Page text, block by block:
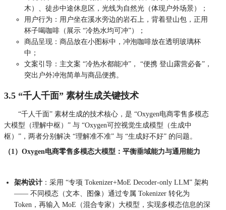
木）、徒步中途休息区，光线为自然光（体现户外场景）；
用户行为：用户坐在溪水旁边的岩石上，背着登山包，正用
杯子喝咖啡（展示 “冷热水均可冲”）；
商品呈现：商品放在小图标中，冲泡咖啡放在透明玻璃杯
中；
文案引导：主文案 “冷热水都能冲”， “便携 登山露营必备”，
突出户外冲泡简单与商品便携。
3.5 “千人千面” 素材生成关键技术
“千人千面” 素材生成的技术核心，是 “Oxygen电商零售多模态
大模型（理解中枢）” 与 “Oxygen可控视觉生成模型（生成中
枢）”，两者分别解决 “理解准不准” 与 “生成好不好” 的问题。
（1）Oxygen电商零售多模态大模型：平衡垂域能力与通用能力
架构设计 ：采用 “专项 Tokenizer+MoE Decoder-only LLM” 架构
—— 不同模态（文本、图像）通过专属 Tokenizer 转化为
Token，再输入 MoE（混合专家）大模型，实现多模态信息的深